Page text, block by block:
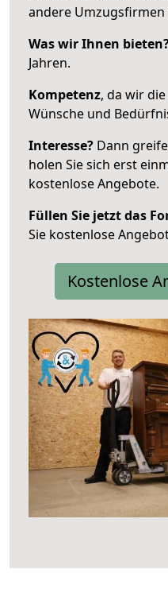
andere Umzugsfirmen
Was wir Ihnen
Jahren.
Kompetenz, da wir
Wünsche und
Interesse? Dann
holen Sie sich erst
kostenlose Angebote.
Füllen Sie jetzt das
Sie kostenlose
Kostenlose